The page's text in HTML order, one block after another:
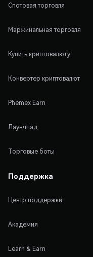
Спотовая торговля
Маржинальная торговля
Купить криптовалюту
Конвертер криптовалют
Phemex Earn
Лаунчпад
Торговые боты
Поддержка
Центр поддержки
Академия
Learn & Earn